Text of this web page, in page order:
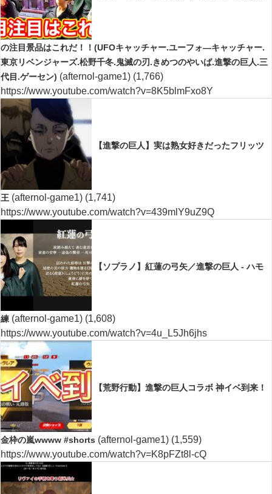
の注目景品はこれだ！！(UFOキャッチャー.ユーフォ―キャッチャー.
東京リベンジャーズ.松野千冬.鬼滅の刃.きめつのやいば.進撃の巨人.三
代目.ゲーセン) (afternol-game1) (1,766)
https://www.youtube.com/watch?v=8K5blmFxo8Y
【進撃の巨人】実は熟女好きだったフリッツ
王 (afternol-game1) (1,741)
https://www.youtube.com/watch?v=439mlY9uZ9Q
【ソプラノ】紅蓮の弓矢／進撃の巨人 - ハモ
練 (afternol-game1) (1,608)
https://www.youtube.com/watch?v=4u_L5Jh6jhs
【荒野行動】進撃の巨人コラボ 神イベ到来！
金枠の嵐wwww #shorts (afternol-game1) (1,559)
https://www.youtube.com/watch?v=K8pFZt8l-cQ